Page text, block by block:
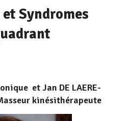
Syndromes
et Jan DE LAERE-
kinésithérapeute